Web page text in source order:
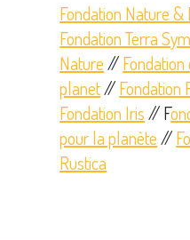
Fondation Nature &
Fondation Terra
Nature//Fondation
planet//Fondation
Fondation Iris// F
pour la planète//
Rustica